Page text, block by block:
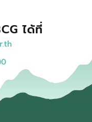
ได้ที่